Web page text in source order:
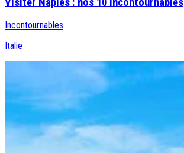
Incontournables
Italie